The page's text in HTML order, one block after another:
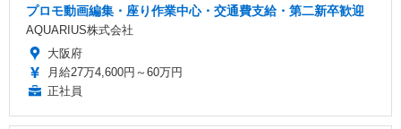
プロモ動画編集・座り作業中心・交通費支給・第二新卒歓迎
AQUARIUS株式会社
大阪府
月給27万4,600円～60万円
正社員